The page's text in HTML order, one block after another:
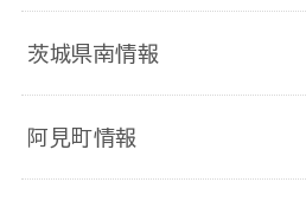
茨城県南情報
阿見町情報